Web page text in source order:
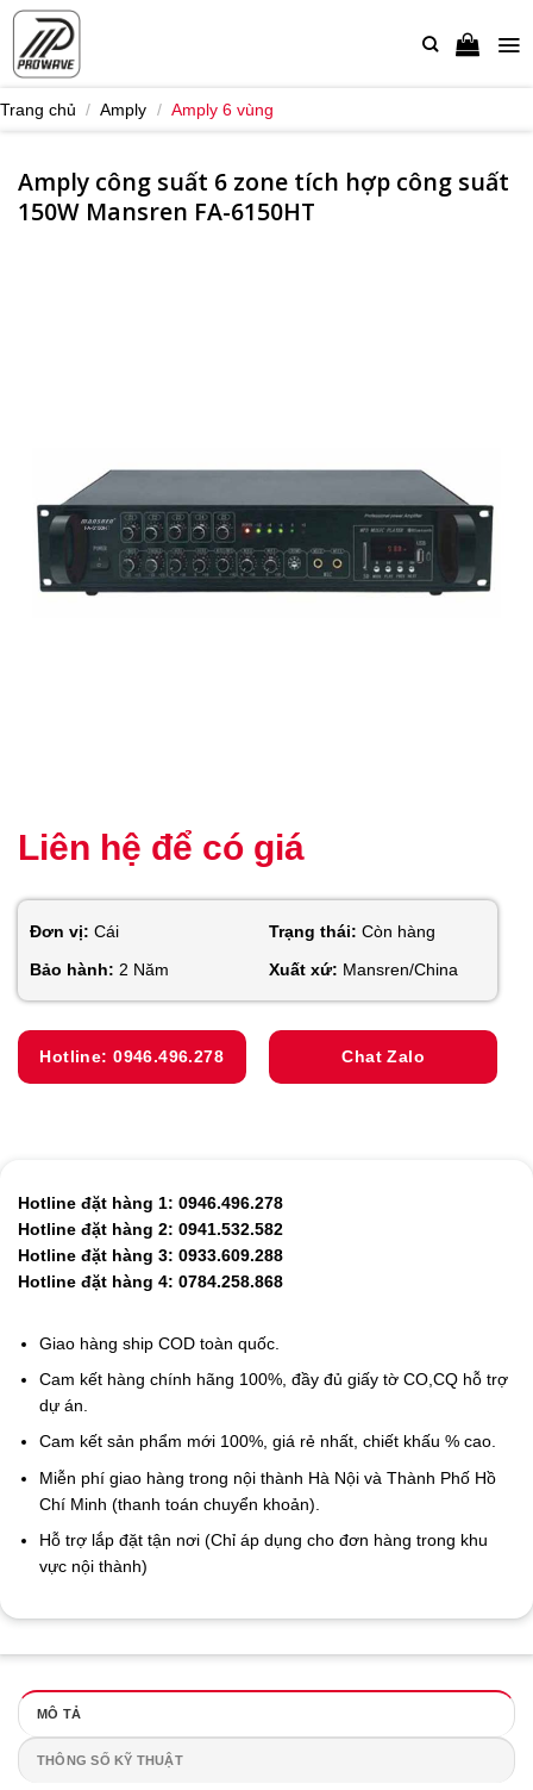
Bỏ
nội
Trang chủ / Amply / Amply 6 vùng
Amply công suất 6 zone tích hợp công suất
150W Mansren FA-6150HT
Liên hệ để có giá
Đơn vị: Cái Trạng thái: Còn hàng
Bảo hành: 2 Năm Xuất xứ: Mansren/China
Hotline: 0946.496.278 Chat Zalo
Hotline đặt hàng 1: 0946.496.278
Hotline đặt hàng 2: 0941.532.582
Hotline đặt hàng 3: 0933.609.288
Hotline đặt hàng 4: 0784.258.868
Giao hàng ship COD toàn quốc.
Cam kết hàng chính hãng 100%, đầy đủ giấy tờ CO,CQ hỗ trợ
dự án.
Cam kết sản phẩm mới 100%, giá rẻ nhất, chiết khấu % cao.
Miễn phí giao hàng trong nội thành Hà Nội và Thành Phố Hồ
Chí Minh (thanh toán chuyển khoản).
Hỗ trợ lắp đặt tận nơi (Chỉ áp dụng cho đơn hàng trong khu
vực nội thành)
MÔ TẢ
THÔNG SỐ KỸ THUẬT